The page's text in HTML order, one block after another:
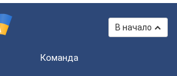
В начало
Команда